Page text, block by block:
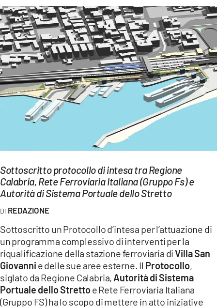
AMBIENTE
SOCIETÀ
CULTURA
ECONOMIA E LAVORO
EVENTI
SPORT
LAC NETWORK
LAC ONAIR
Network
LACPLAY.IT
LACTV.IT
LACONAIR.IT
Sottoscritto protocollo di intesa tra Regione
Calabria, Rete Ferroviaria Italiana (Gruppo Fs) e
Autorità di Sistema Portuale dello Stretto
REDAZIONE
Sottoscritto un Protocollo d’intesa per l’attuazione di
un programma complessivo di interventi per la
riqualificazione della stazione ferroviaria diVilla San
Giovanni e delle sue aree esterne. Il Protocollo,
siglato da Regione Calabria, Autorità di Sistema
Portuale dello Strettoe Rete Ferroviaria Italiana
(Gruppo FS) ha lo scopo di mettere in atto iniziative